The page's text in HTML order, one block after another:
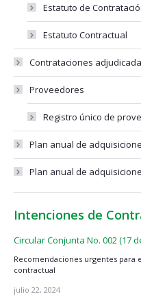
Estatuto de
Estatuto Contractual
Contrataciones
Proveedores
Registro único de
Plan anual de
Plan anual de
Intenciones de
Circular Conjunta No. 002 (17
Recomendaciones urgentes para
contractual
julio 22, 2024